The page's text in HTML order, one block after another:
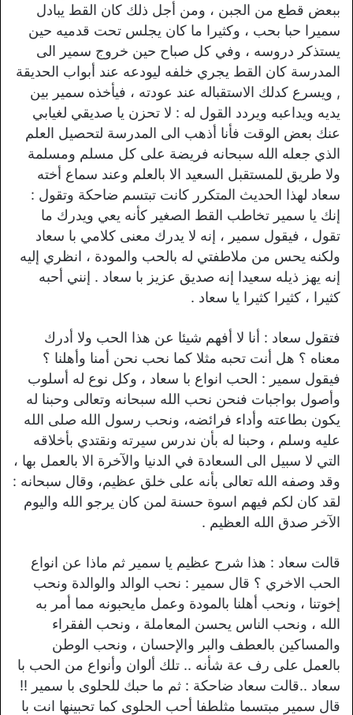
ببعض قطع من الجبن ، ومن أجل ذلك كان القط يبادل
سمیرا حبا بحب ، وكثيرا ما كان يجلس تحت قدميه حين
يستذكر دروسه ، وفي كل صباح حين خروج سمير الى
المدرسة كان القط يجري خلفه ليودعه عند أبواب الحديقة
, ويسرع كدلك الاستقباله عند عودته ، فيأخذه سمير بين
يديه ويداعبه ويردد القول له : لا تحزن يا صديقي لغيابي
عنك بعض الوقت فأنا أذهب الى المدرسة لتحصيل العلم
الذي جعله الله سبحانه فريضة على كل مسلم ومسلمة
ولا طريق للمستقبل السعيد الا بالعلم وعند سماع أخته
سعاد لهذا الحديث المتكرر كانت تبتسم ضاحكة وتقول :
إنك يا سمير تخاطب القط الصغير كأنه يعي ويدرك ما
تقول ، فيقول سمير ، إنه لا يدرك معنى كلامي با سعاد
ولكنه يحس من ملاطفتي له بالحب والمودة ، انظري إليه
إنه يهز ذيله سعيدا إنه صديق عزیز با سعاد . إنني أحبه
كثيرا ، كثيرا كثيرا يا سعاد .
فتقول سعاد : أنا لا أفهم شيئا عن هذا الحب ولا أدرك
معناه ؟ هل أنت تحبه مثلا كما نحب نحن أمنا وأهلنا ؟
فيقول سمير : الحب انواع با سعاد ، وكل نوع له أسلوب
وأصول بواجبات فنحن نحب الله سبحانه وتعالى وحبنا له
يكون بطاعته وأداء فرائضه، ونحب رسول الله صلى الله
عليه وسلم ، وحبنا له بأن ندرس سيرته ونقتدي بأخلاقه
التي لا سبيل الى السعادة في الدنيا والآخرة الا بالعمل بها ،
وقد وصفه الله تعالى بأنه على خلق عظيم، وقال سبحانه :
لقد كان لكم فيهم اسوة حسنة لمن كان يرجو الله واليوم
الآخر صدق الله العظيم .
قالت سعاد : هذا شرح عظيم يا سمير ثم ماذا عن انواع
الحب الاخري ؟ قال سمير : نحب الوالد والوالدة ونحب
إخوتنا ، ونحب أهلنا بالمودة وعمل مايحبونه مما أمر به
الله ، ونحب الناس يحسن المعاملة ، ونحب الفقراء
والمساكين بالعطف والبر والإحسان ، ونحب الوطن
بالعمل على رف عة شأنه .. تلك ألوان وأنواع من الحب با
سعاد ..قالت سعاد ضاحكة : ثم ما حبك للحلوى با سمير !!
قال سمير مبتسما مثلطفا أحب الحلوى كما تحبينها انت با